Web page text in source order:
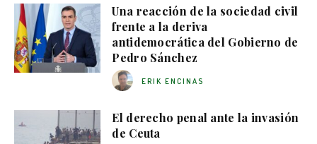
Una reacción de la sociedad civil
frente a la deriva
antidemocrática del Gobierno de
Pedro Sánchez
ERIK ENCINAS
El derecho penal ante la invasión
de Ceuta